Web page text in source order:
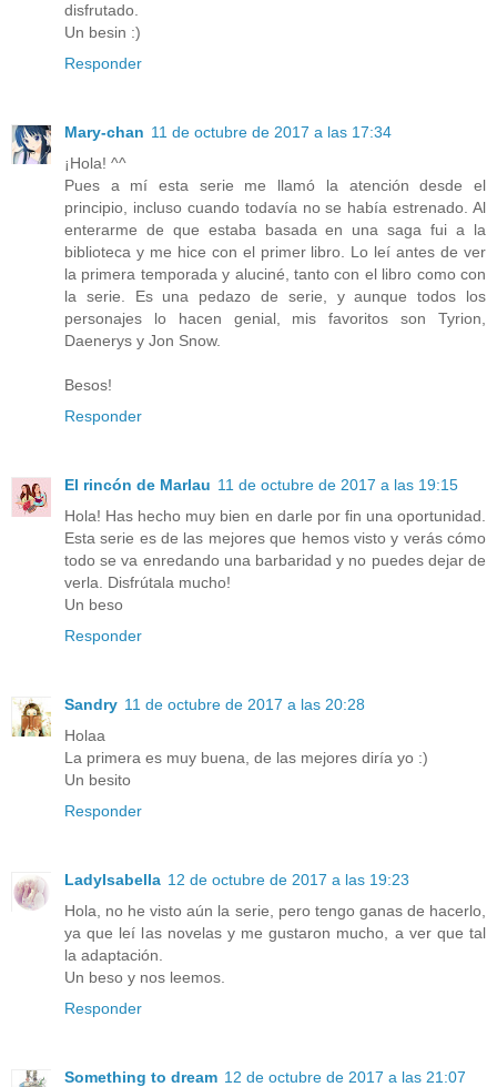
disfrutado.
Un besin :)
Responder
Mary-chan 11 de octubre de 2017 a las 17:34
¡Hola! ^^
Pues a mí esta serie me llamó la atención desde el
principio, incluso cuando todavía no se había estrenado. Al
enterarme de que estaba basada en una saga fui a la
biblioteca y me hice con el primer libro. Lo leí antes de ver
la primera temporada y aluciné, tanto con el libro como con
la serie. Es una pedazo de serie, y aunque todos los
personajes lo hacen genial, mis favoritos son Tyrion,
Daenerys y Jon Snow.
Besos!
Responder
El rincón de Marlau 11 de octubre de 2017 a las 19:15
Hola! Has hecho muy bien en darle por fin una oportunidad.
Esta serie es de las mejores que hemos visto y verás cómo
todo se va enredando una barbaridad y no puedes dejar de
verla. Disfrútala mucho!
Un beso
Responder
Sandry 11 de octubre de 2017 a las 20:28
Holaa
La primera es muy buena, de las mejores diría yo :)
Un besito
Responder
LadyIsabella 12 de octubre de 2017 a las 19:23
Hola, no he visto aún la serie, pero tengo ganas de hacerlo,
ya que leí las novelas y me gustaron mucho, a ver que tal
la adaptación.
Un beso y nos leemos.
Responder
Something to dream 12 de octubre de 2017 a las 21:07